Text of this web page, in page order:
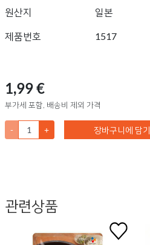
원산지 일본
제품번호 1517
1,99 €
부가세 포함, 배송비 제외 가격
- + 장바구니에 담기
관련상품